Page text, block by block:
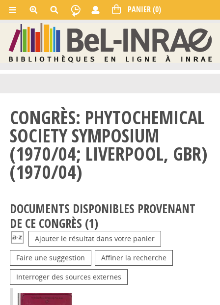
CONGRÈS: PHYTOCHEMICAL
SOCIETY SYMPOSIUM
(1970/04; LIVERPOOL, GBR)
(1970/04)
DOCUMENTS DISPONIBLES PROVENANT
DE CE CONGRÈS (1)
Ajouter le résultat dans votre panier
Faire une suggestion Affiner la recherche
Interroger des sources externes